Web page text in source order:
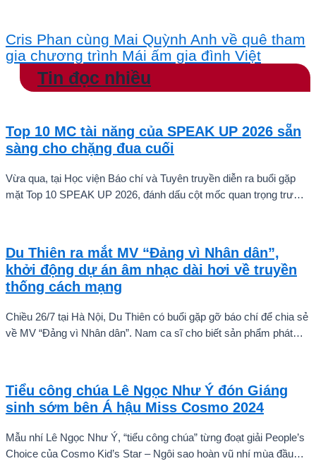
Cris Phan cùng Mai Quỳnh Anh về quê tham
gia chương trình Mái ấm gia đình Việt
Tin đọc nhiều
Top 10 MC tài năng của SPEAK UP 2026 sẵn
sàng cho chặng đua cuối
Vừa qua, tại Học viện Báo chí và Tuyên truyền diễn ra buổi gặp
mặt Top 10 SPEAK UP 2026, đánh dấu cột mốc quan trọng trước
Du Thiên ra mắt MV “Đảng vì Nhân dân”,
khởi động dự án âm nhạc dài hơi về truyền
thống cách mạng
Chiều 26/7 tại Hà Nội, Du Thiên có buổi gặp gỡ báo chí để chia sẻ
về MV “Đảng vì Nhân dân”. Nam ca sĩ cho biết sản phẩm phát
một hay hai ca khúc.
Tiểu công chúa Lê Ngọc Như Ý đón Giáng
sinh sớm bên Á hậu Miss Cosmo 2024
Mẫu nhí Lê Ngọc Như Ý, “tiểu công chúa” từng đoạt giải People’s
Choice của Cosmo Kid’s Star – Ngôi sao hoàn vũ nhí mùa đầu